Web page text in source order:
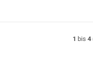
1 bis 4